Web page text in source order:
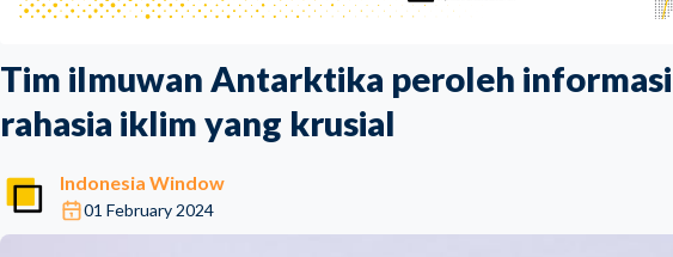
Tim ilmuwan Antarktika peroleh
rahasia iklim yang krusial
Indonesia Window
01 February 2024